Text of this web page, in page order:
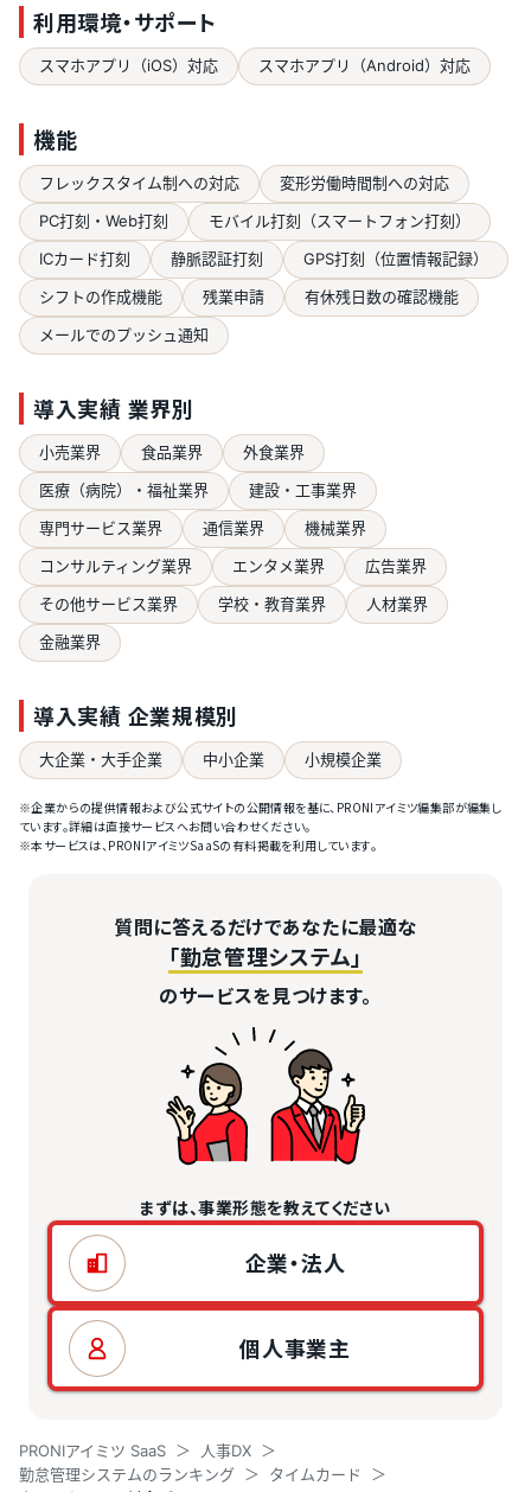
利用環境・サポート
スマホアプリ（iOS）対応 スマホアプリ（Android）対応
機能
フレックスタイム制への対応
変形労働時間制への対応
PC打刻・Web打刻
モバイル打刻（スマートフォン打刻）
ICカード打刻
静脈認証打刻
GPS打刻（位置情報記録）
シフトの作成機能
残業申請
有休残日数の確認機能
メールでのプッシュ通知
導入実績 業界別
小売業界 食品業界
外食業界
医療（病院）・福祉業界
建設・工事業界
専門サービス業界
通信業界
機械業界
コンサルティング業界
エンタメ業界
広告業界
その他サービス業界
学校・教育業界
人材業界
金融業界
導入実績 企業規模別
大企業・大手企業 中小企業 小規模企業
※企業からの提供情報および公式サイトの公開情報を基に、PRONIアイミツ編集部が編集し
ています。詳細は直接サービスへお問い合わせください。
※本サービスは、PRONIアイミツSaaSの有料掲載を利用しています。
質問に答えるだけであなたに最適な
「勤怠管理システム」
のサービスを見つけます。
まずは、事業形態を教えてください
企業・法人
個人事業主
PRONIアイミツ SaaS
人事DX
勤怠管理システムのランキング
タイムカード